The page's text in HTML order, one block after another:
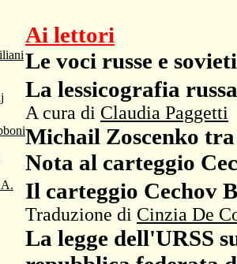
Ai lettori
Le voci russe e
La lessicografia russa
A cura di Claudia Paggetti
Michail Zoscenko
Nota al carteggio
Il carteggio Cechov
Traduzione di Cinzia De
La legge dell'URSS